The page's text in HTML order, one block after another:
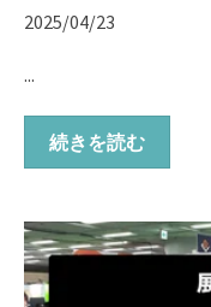
2025/04/23
...
続きを読む